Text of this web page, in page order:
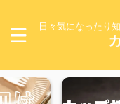
日々気になったり